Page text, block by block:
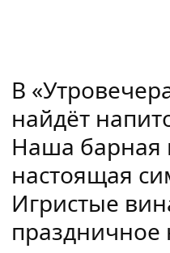
В
найдёт
Наша барная
настоящая
Игристые
праздничное